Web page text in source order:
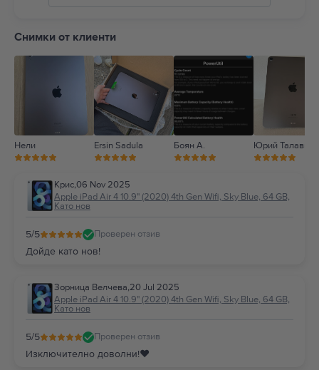
Снимки от клиенти
Нели Ersin Sadula Боян А. Юрий Талавира
Крис,06 Nov 2025
Apple iPad Air 4 10.9" (2020) 4th Gen Wifi, Sky Blue, 64 GB,
Като нов
5/5 Проверен отзив
Дойде като нов!
Зорница Велчева,20 Jul 2025
Apple iPad Air 4 10.9" (2020) 4th Gen Wifi, Sky Blue, 64 GB,
Като нов
5/5 Проверен отзив
Изключително доволни!❤️